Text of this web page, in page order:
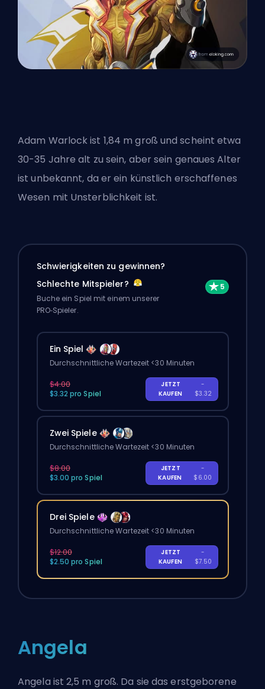
Adam Warlock ist 1,84 m groß und scheint etwa
30-35 Jahre alt zu sein, aber sein genaues Alter
ist unbekannt, da er ein künstlich erschaffenes
Wesen mit Unsterblichkeit ist.
Schwierigkeiten zu gewinnen?
Schlechte Mitspieler?
Buche ein Spiel mit einem unserer
PRO‑Spieler.
Ein Spiel
Durchschnittliche Wartezeit <30 Minuten
$4.00
$3.32 pro Spiel
JETZT
KAUFEN
-
$3.32
Zwei Spiele
Durchschnittliche Wartezeit <30 Minuten
$8.00
$3.00 pro Spiel
JETZT
KAUFEN
-
$6.00
Drei Spiele
Durchschnittliche Wartezeit <30 Minuten
$12.00
$2.50 pro Spiel
JETZT
KAUFEN
-
$7.50
Angela
Angela ist 2,5 m groß. Da sie daserstgeborene